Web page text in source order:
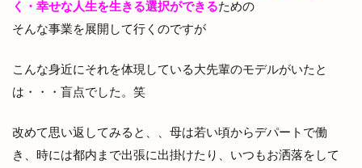
く・幸せな人生を生きる選択ができるための
そんな事業を展開して行くのですが
こんな身近にそれを体現している大先輩のモデルがいたと
は・・・盲点でした。笑
改めて思い返してみると、、母は若い頃からデパートで働
き、時には都内まで出張に出掛けたり、いつもお洒落をして